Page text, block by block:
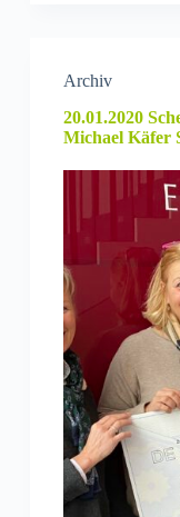
Archiv
20.01.2020
Michael Käfer